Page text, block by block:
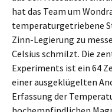
hat das Team um
temperaturgetriebene
Zinn-Legierung zu
Celsius schmilzt. Die
Experiments ist ein 64
einer ausgeklügelten
Erfassung der